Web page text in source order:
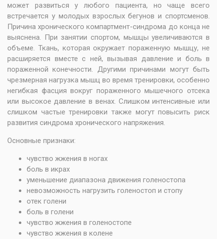
может развиться у любого пациента, но чаще всего
встречается у молодых взрослых бегунов и спортсменов.
Причина хронического компартмент-синдрома до конца не
выяснена. При занятии спортом, мышцы увеличиваются в
объеме. Ткань, которая окружает пораженную мышцу, не
расширяется вместе с ней, вызывая давление и боль в
пораженной конечности. Другими причинами могут быть
чрезмерная нагрузка мышц во время тренировки, особенно
негибкая фасция вокруг пораженного мышечного отсека
или высокое давление в венах. Слишком интенсивные или
слишком частые тренировки также могут повысить риск
развития синдрома хронического напряжения.
Основные признаки:
чувство жжения в ногах
боль в икрах
уменьшение диапазона движения голеностопа
невозможность нагрузить голеностоп и стопу
отек голени
боль в голени
чувство жжения в голеностопе
чувство жжения в колене